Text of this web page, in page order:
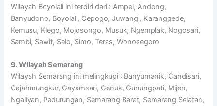
Wilayah Boyolali ini terdiri dari : Ampel, Andong,
Banyudono, Boyolali, Cepogo, Juwangi, Karanggede,
Kemusu, Klego, Mojosongo, Musuk, Ngemplak, Nogosari,
Sambi, Sawit, Selo, Simo, Teras, Wonosegoro
9. Wilayah Semarang
Wilayah Semarang ini melingkupi : Banyumanik, Candisari,
Gajahmungkur, Gayamsari, Genuk, Gunungpati, Mijen,
Ngaliyan, Pedurungan, Semarang Barat, Semarang Selatan,